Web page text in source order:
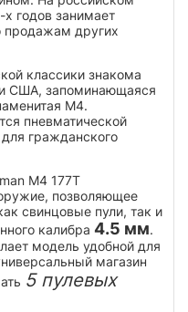
годов занимает
продажам других
классики знакома
США, запоминающаяся
М4.
пневматической
гражданского
M4 177T
позволяющее
свинцовые пули, так и
калибра 4.5 мм.
модель удобной для
магазин
5 пулевых